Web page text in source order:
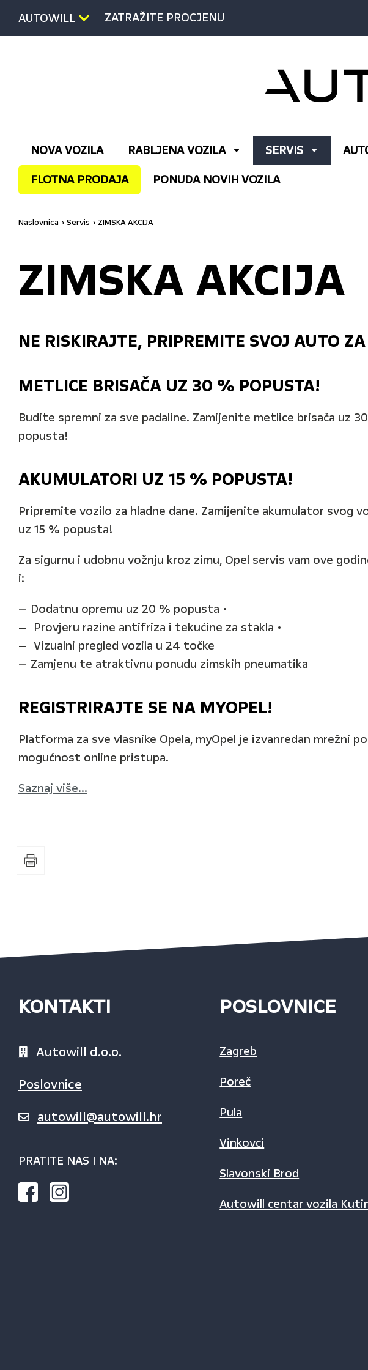
AUTOWILL ZATRAŽITE PROCJENU
NOVA VOZILA RABLJENA VOZILA SERVIS
FLOTNA PRODAJA
PONUDA NOVIH VOZILA
Naslovnica Servis ZIMSKA AKCIJA
ZIMSKA AKCIJA
NE RISKIRAJTE, PRIPREMITE SVOJ AUTO
METLICE BRISAČA UZ 30 % POPUSTA!
Budite spremni za sve padaline. Zamijenite metlice brisača uz
popusta!
AKUMULATORI UZ 15 % POPUSTA!
Pripremite vozilo za hladne dane. Zamijenite akumulator svog
uz 15 % popusta!
Za sigurnu i udobnu vožnju kroz zimu, Opel servis vam ove
i:
Dodatnu opremu uz 20 % popusta •
Provjeru razine antifriza i tekućine za stakla •
Vizualni pregled vozila u 24 točke
Zamjenu te atraktivnu ponudu zimskih pneumatika
REGISTRIRAJTE SE NA MYOPEL!
Platforma za sve vlasnike Opela, myOpel je izvanredan mrežni
mogućnost online pristupa.
Saznaj više...
KONTAKTI
Autowill d.o.o.
Poslovnice
autowill@autowill.hr
PRATITE NAS I NA:
POSLOVNICE
Zagreb
Poreč
Pula
Vinkovci
Slavonski Brod
Autowill centar vozila